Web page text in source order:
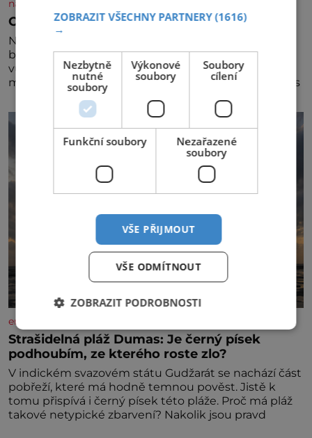
nasehvezdy.cz
Osamělá herečka Syslová všechno vzdala?
Nedávno se povídalo, že má Dana Syslová (80)
blízkého přítele, který je jí oporou. Ale je to ještě
vůbec pravda? V posledních dnech čím dál častěji
mluví o svém odchodu. Dohnala ji snad samota? Půs
enigmaplus.cz
Strašidelná pláž Dumas: Je černý písek
podhoubím, ze kterého roste zlo?
V indickém svazovém státu Gudžarát se nachází část
pobřeží, které má hodně temnou pověst. Jistě k
tomu přispívá i černý písek této pláže. Proč má pláž
takové netypické zbarvení? Nakolik jsou pravd
ZOBRAZIT VŠECHNY PARTNERY(1616)
→
Nezbytně
nutné
soubory
Výkonové
soubory
Soubory
cílení
Funkční soubory
Nezařazené
soubory
VŠE PŘIJMOUT
VŠE ODMÍTNOUT
ZOBRAZIT PODROBNOSTI